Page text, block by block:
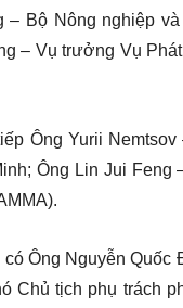
Bộ Nông nghiệp
– Vụ trưởng Vụ
Ông Yurii
Ông Lin Jui Feng
Ông Nguyễn Quốc
Chủ tịch phụ trách